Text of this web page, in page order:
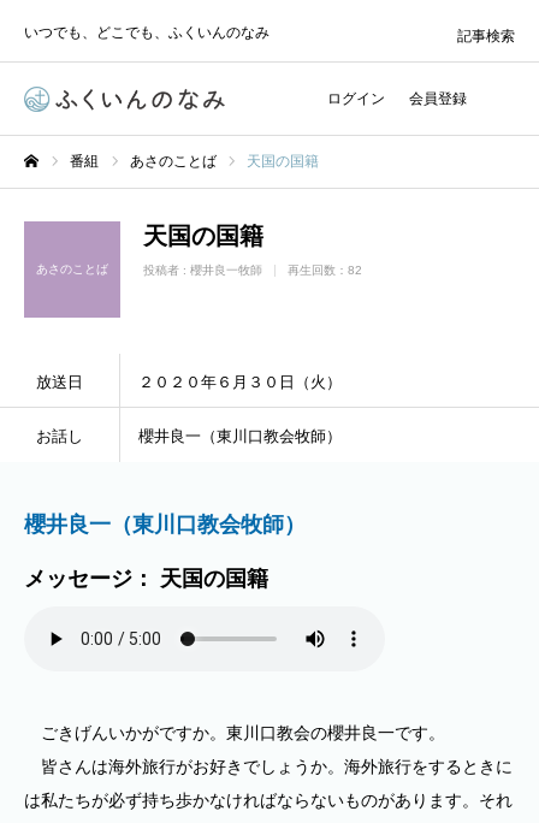
いつでも、どこでも、ふくいんのなみ
ログイン 会員登録
記事検索
番組 あさのことば 天国の国籍
あさのことば
天国の国籍
投稿者 : 櫻井良一牧師 再生回数：82
放送日 ２０２０年６月３０日（火）
お話し 櫻井良一（東川口教会牧師）
櫻井良一（東川口教会牧師）
メッセージ： 天国の国籍
ごきげんいかがですか。東川口教会の櫻井良一です。
皆さんは海外旅行がお好きでしょうか。海外旅行をするときに
は私たちが必ず持ち歩かなければならないものがあります。それ